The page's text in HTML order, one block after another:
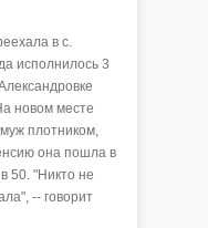
в с.
исполнилось 3
новом месте
плотником,
она пошла в
50. "Никто не
-- говорит